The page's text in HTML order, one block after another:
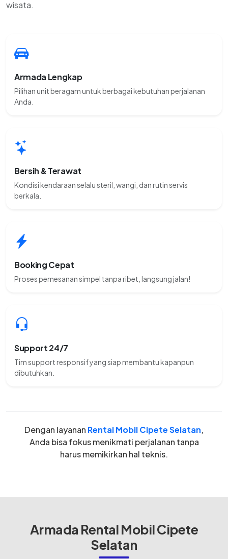
wisata.
Armada Lengkap
Pilihan unit beragam untuk berbagai kebutuhan perjalanan
Anda.
Bersih & Terawat
Kondisi kendaraan selalu steril, wangi, dan rutin servis
berkala.
Booking Cepat
Proses pemesanan simpel tanpa ribet, langsung jalan!
Support 24/7
Tim support responsif yang siap membantu kapanpun
dibutuhkan.
Dengan layanan Rental Mobil Cipete Selatan,
Anda bisa fokus menikmati perjalanan tanpa
harus memikirkan hal teknis.
Armada Rental Mobil Cipete
Selatan